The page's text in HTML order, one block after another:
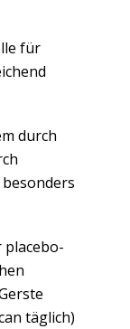
für
durch
placebo-
täglich)